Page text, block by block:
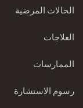
الحالات المرضية
العلاجات
الممارسات
رسوم الاستشارة